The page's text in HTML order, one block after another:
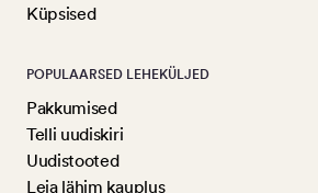
Küpsised
POPULAARSED LEHEKÜLJED
Pakkumised
Telli uudiskiri
Uudistooted
Leia lähim kauplus